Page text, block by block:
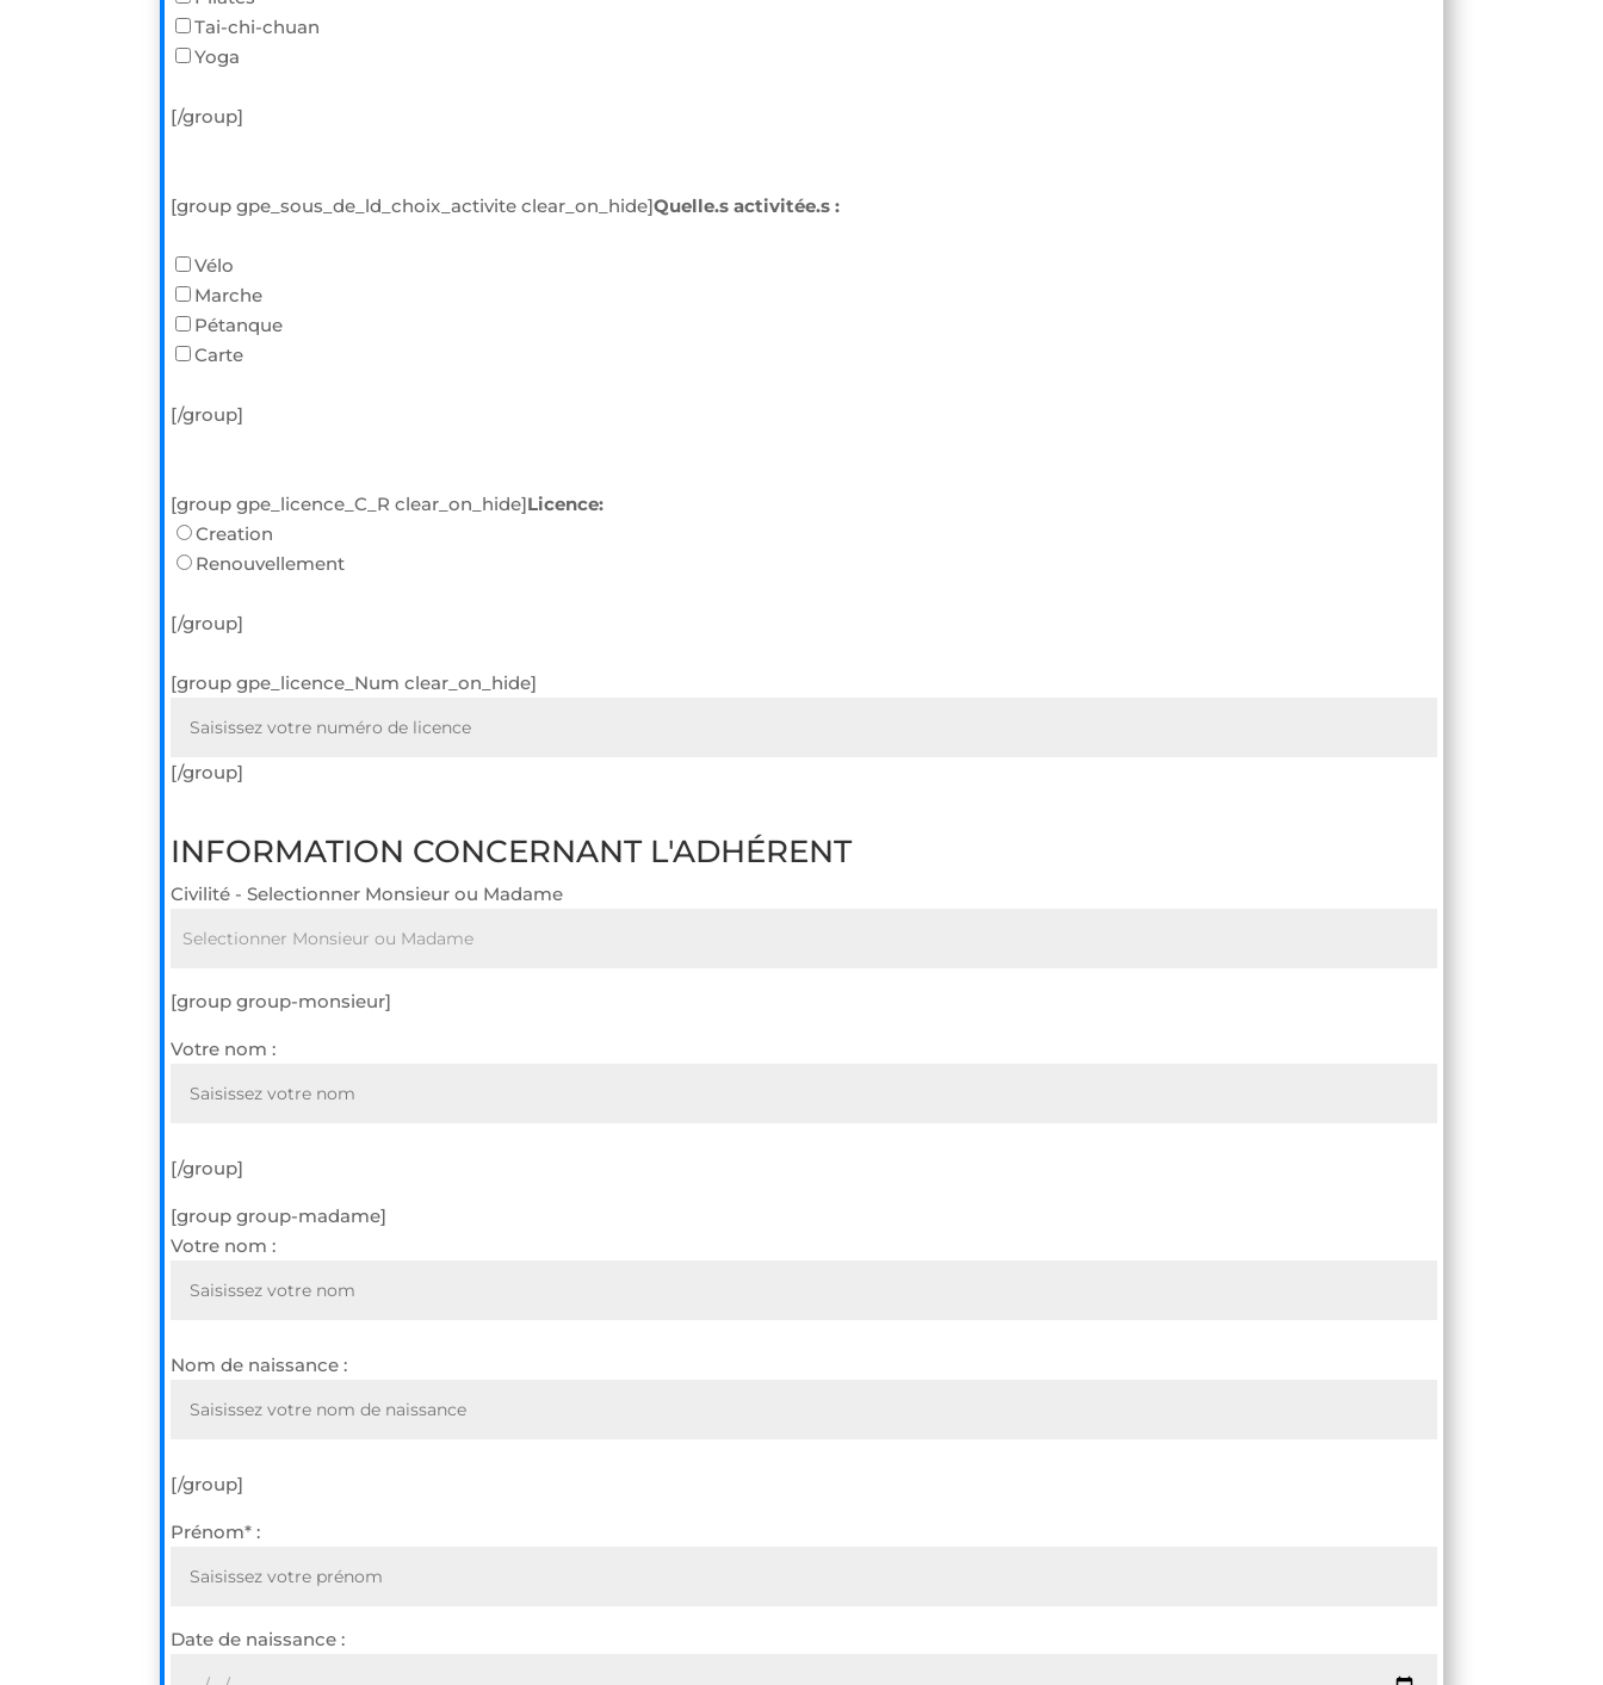
Tai-chi-chuan
Yoga
[/group]
[group gpe_sous_de_ld_choix_activite clear_on_hide]Quelle.s activitée.s :
Vélo
Marche
Pétanque
Carte
[/group]
[group gpe_licence_C_R clear_on_hide]Licence:
Creation
Renouvellement
[/group]
[group gpe_licence_Num clear_on_hide]
[/group]
INFORMATION CONCERNANT L'ADHÉRENT
Civilité - Selectionner Monsieur ou Madame
[group group-monsieur]
Votre nom :
[/group]
[group group-madame]
Votre nom :
Nom de naissance :
[/group]
Prénom* :
Date de naissance :